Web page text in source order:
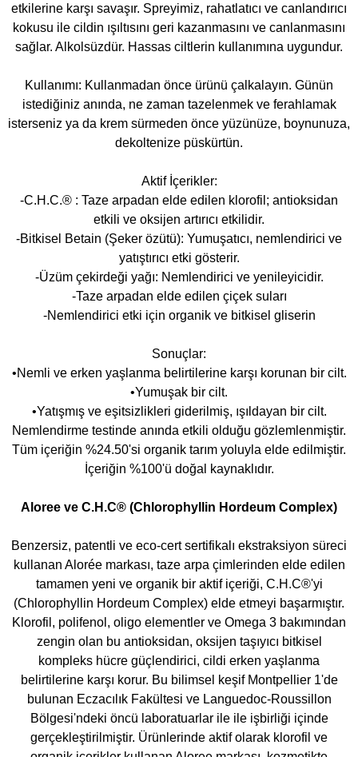
etkilerine karşı savaşır. Spreyimiz, rahatlatıcı ve canlandırıcı
kokusu ile cildin ışıltısını geri kazanmasını ve canlanmasını
sağlar. Alkolsüzdür. Hassas ciltlerin kullanımına uygundur.
Kullanımı: Kullanmadan önce ürünü çalkalayın. Günün
istediğiniz anında, ne zaman tazelenmek ve ferahlamak
isterseniz ya da krem sürmeden önce yüzünüze, boynunuza,
dekoltenize püskürtün.
Aktif İçerikler:
-C.H.C.® : Taze arpadan elde edilen klorofil; antioksidan
etkili ve oksijen artırıcı etkilidir.
-Bitkisel Betain (Şeker özütü): Yumuşatıcı, nemlendirici ve
yatıştırıcı etki gösterir.
-Üzüm çekirdeği yağı: Nemlendirici ve yenileyicidir.
-Taze arpadan elde edilen çiçek suları
-Nemlendirici etki için organik ve bitkisel gliserin
Sonuçlar:
•Nemli ve erken yaşlanma belirtilerine karşı korunan bir cilt.
•Yumuşak bir cilt.
•Yatışmış ve eşitsizlikleri giderilmiş, ışıldayan bir cilt.
Nemlendirme testinde anında etkili olduğu gözlemlenmiştir.
Tüm içeriğin %24.50'si organik tarım yoluyla elde edilmiştir.
İçeriğin %100'ü doğal kaynaklıdır.
Aloree ve C.H.C® (Chlorophyllin Hordeum Complex)
Benzersiz, patentli ve eco-cert sertifikalı ekstraksiyon süreci
kullanan Alorée markası, taze arpa çimlerinden elde edilen
tamamen yeni ve organik bir aktif içeriği, C.H.C®'yi
(Chlorophyllin Hordeum Complex) elde etmeyi başarmıştır.
Klorofil, polifenol, oligo elementler ve Omega 3 bakımından
zengin olan bu antioksidan, oksijen taşıyıcı bitkisel
kompleks hücre güçlendirici, cildi erken yaşlanma
belirtilerine karşı korur. Bu bilimsel keşif Montpellier 1'de
bulunan Eczacılık Fakültesi ve Languedoc-Roussillon
Bölgesi'ndeki öncü laboratuarlar ile ile işbirliği içinde
gerçekleştirilmiştir. Ürünlerinde aktif olarak klorofil ve